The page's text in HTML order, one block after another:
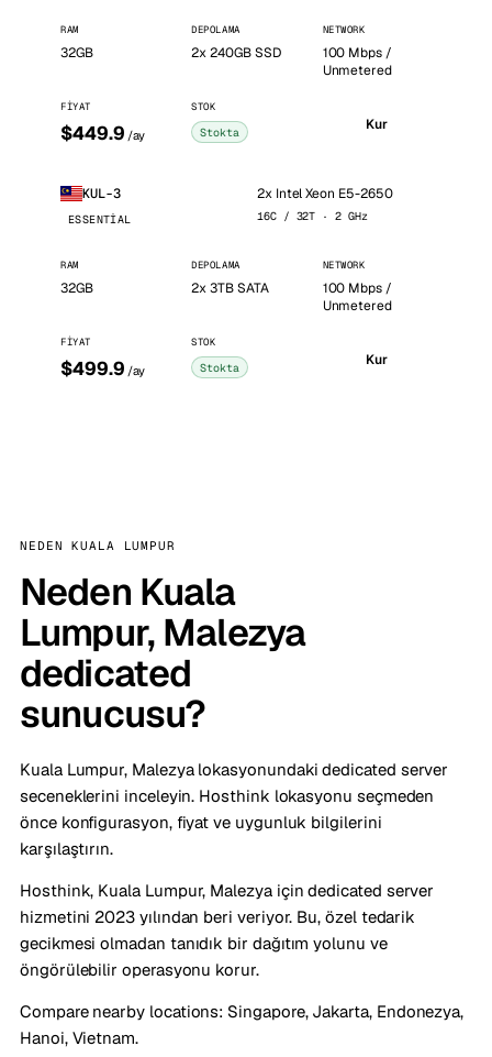
RAM
32GB
DEPOLAMA
2x 240GB SSD
NETWORK
100 Mbps /
Unmetered
FIYAT
$449.9 /ay
STOK
Stokta Kur
KUL-3
ESSENTIAL
2x Intel Xeon E5-2650
16C / 32T · 2 GHz
RAM
32GB
DEPOLAMA
2x 3TB SATA
NETWORK
100 Mbps /
Unmetered
FIYAT
$499.9 /ay
STOK
Stokta Kur
NEDEN KUALA LUMPUR
Neden Kuala
Lumpur, Malezya
dedicated
sunucusu?
Kuala Lumpur, Malezya lokasyonundaki dedicated server
seceneklerini inceleyin. Hosthink lokasyonu seçmeden
önce konfigurasyon, fiyat ve uygunluk bilgilerini
karşılaştırın.
Hosthink, Kuala Lumpur, Malezya için dedicated server
hizmetini 2023 yılından beri veriyor. Bu, özel tedarik
gecikmesi olmadan tanıdık bir dağıtım yolunu ve
öngörülebilir operasyonu korur.
Compare nearby locations: Singapore, Jakarta, Endonezya,
Hanoi, Vietnam.